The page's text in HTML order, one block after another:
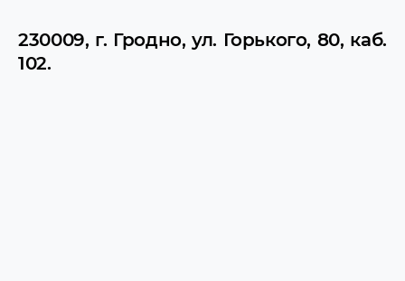
Сотрудники
История
230009, г. Гродно, ул. Горького, 80, каб.
102.